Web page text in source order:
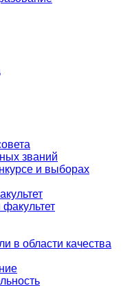
званий
и выборах
в области качества